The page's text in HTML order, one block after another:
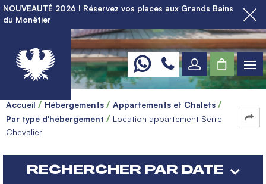
NOUVEAUTÉ 2026 ! Réservez vos places aux Grands Bains
du Monêtier
Accueil Hébergements
Appartements et Chalets
Par type d'hébergement
Location appartement Serre
Chevalier
RECHERCHER PAR DATE